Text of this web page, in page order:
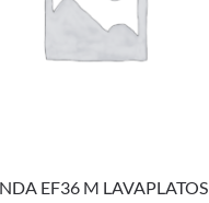
EF36 M LAVAPLATOS